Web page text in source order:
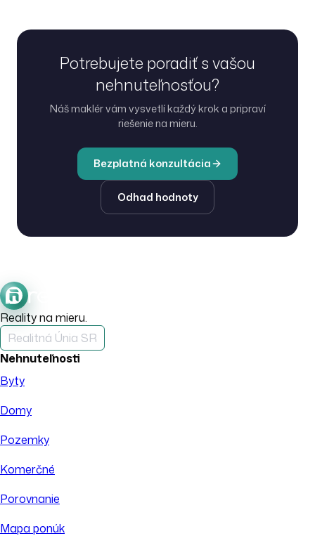
Potrebujete poradiť s vašou
nehnuteľnosťou?
Náš maklér vám vysvetlí každý krok a pripraví
riešenie na mieru.
Bezplatná konzultácia
Odhad hodnoty
Reality na mieru.
Realitná Únia SR
Nehnuteľnosti
Byty
Domy
Pozemky
Komerčné
Porovnanie
Mapa ponúk